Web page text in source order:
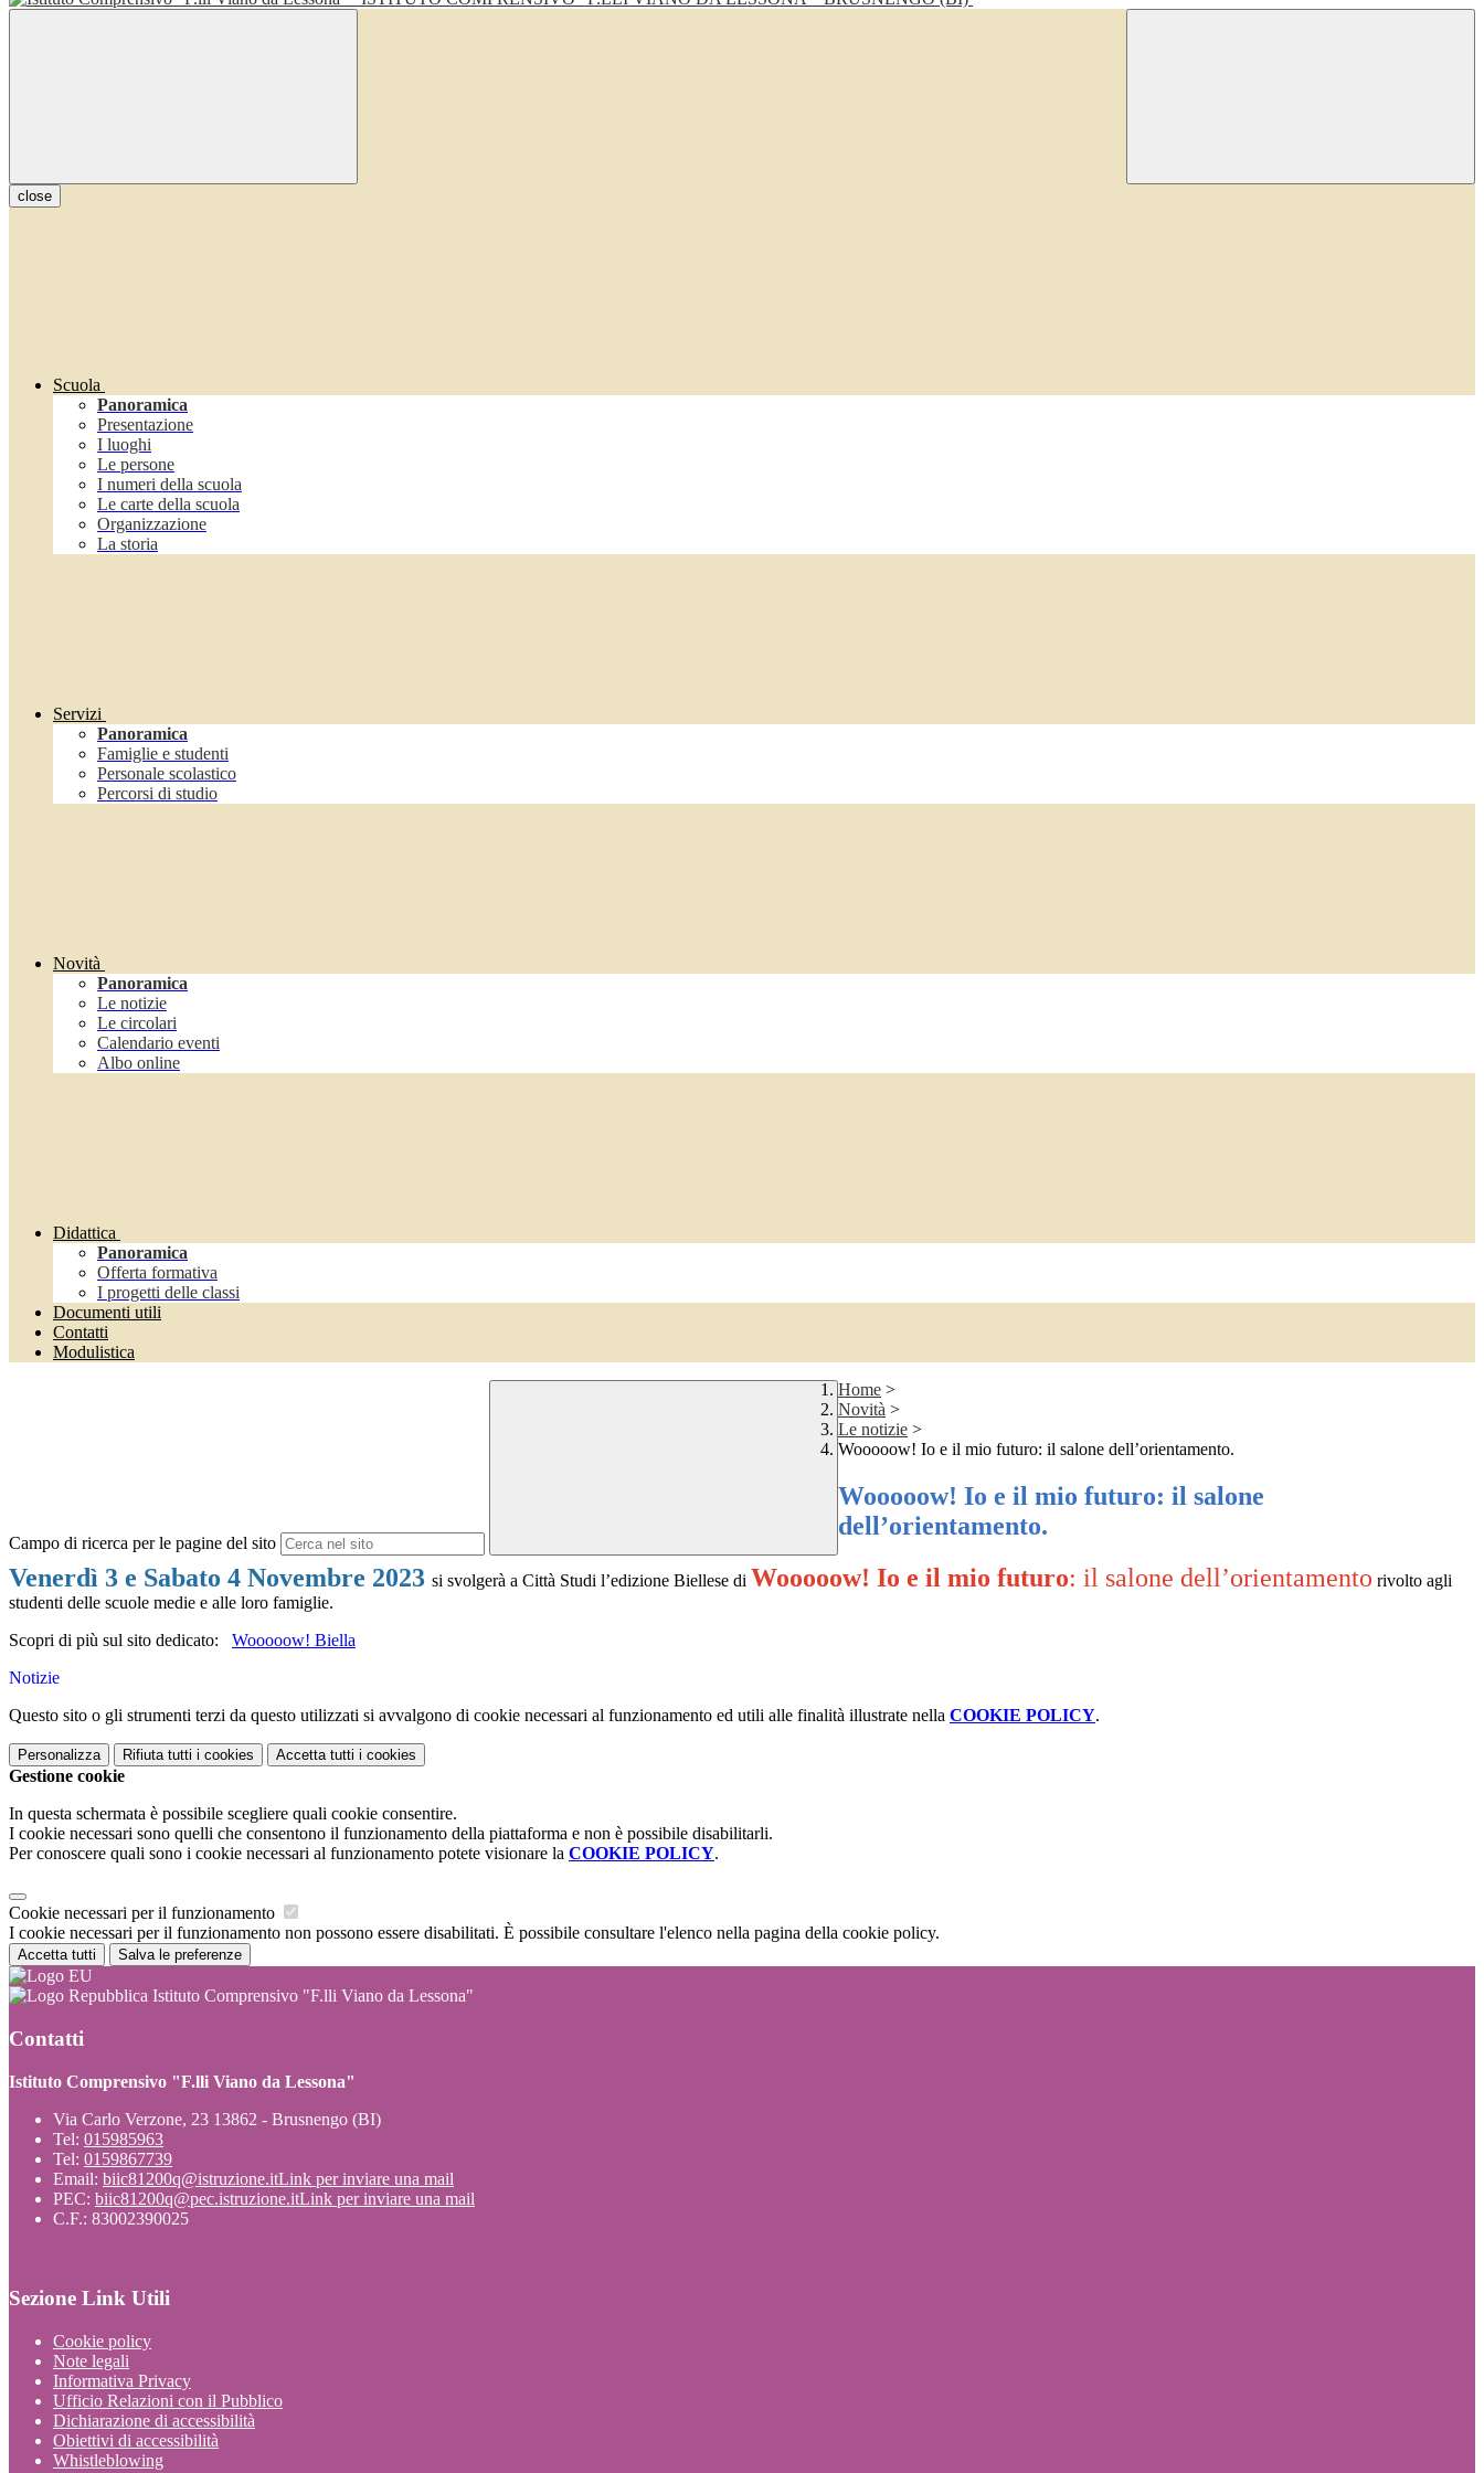
close
Scuola
Panoramica
Presentazione
I luoghi
Le persone
I numeri della scuola
Le carte della scuola
Organizzazione
La storia
Servizi
Panoramica
Famiglie e studenti
Personale scolastico
Percorsi di studio
Novità
Panoramica
Le notizie
Le circolari
Calendario eventi
Albo online
Didattica
Panoramica
Offerta formativa
I progetti delle classi
Documenti utili
Contatti
Modulistica
Campo di ricerca per le pagine del sito
Home >
Novità >
Le notizie >
Wooooow! Io e il mio futuro: il salone dell’orientamento.
Wooooow! Io e il mio futuro: il salone
dell’orientamento.
Venerdì 3 e Sabato 4 Novembre 2023 si svolgerà a Città Studi l’edizione Biellese di Wooooow! Io e il mio futuro: il salone dell’orientamento rivolto agli
studenti delle scuole medie e alle loro famiglie.
Scopri di più sul sito dedicato: Wooooow! Biella
Notizie
Questo sito o gli strumenti terzi da questo utilizzati si avvalgono di cookie necessari al funzionamento ed utili alle finalità illustrate nella COOKIE POLICY.
Personalizza Rifiuta tutti i cookies Accetta tutti i cookies
Gestione cookie
In questa schermata è possibile scegliere quali cookie consentire.
I cookie necessari sono quelli che consentono il funzionamento della piattaforma e non è possibile disabilitarli.
Per conoscere quali sono i cookie necessari al funzionamento potete visionare la COOKIE POLICY.
Cookie necessari per il funzionamento
I cookie necessari per il funzionamento non possono essere disabilitati. È possibile consultare l'elenco nella pagina della cookie policy.
Accetta tutti Salva le preferenze
Istituto Comprensivo "F.lli Viano da Lessona"
Contatti
Istituto Comprensivo "F.lli Viano da Lessona"
Via Carlo Verzone, 23 13862 - Brusnengo (BI)
Tel: 015985963
Tel: 0159867739
Email: biic81200q@istruzione.itLink per inviare una mail
PEC: biic81200q@pec.istruzione.itLink per inviare una mail
C.F.: 83002390025
Sezione Link Utili
Cookie policy
Note legali
Informativa Privacy
Ufficio Relazioni con il Pubblico
Dichiarazione di accessibilità
Obiettivi di accessibilità
Whistleblowing